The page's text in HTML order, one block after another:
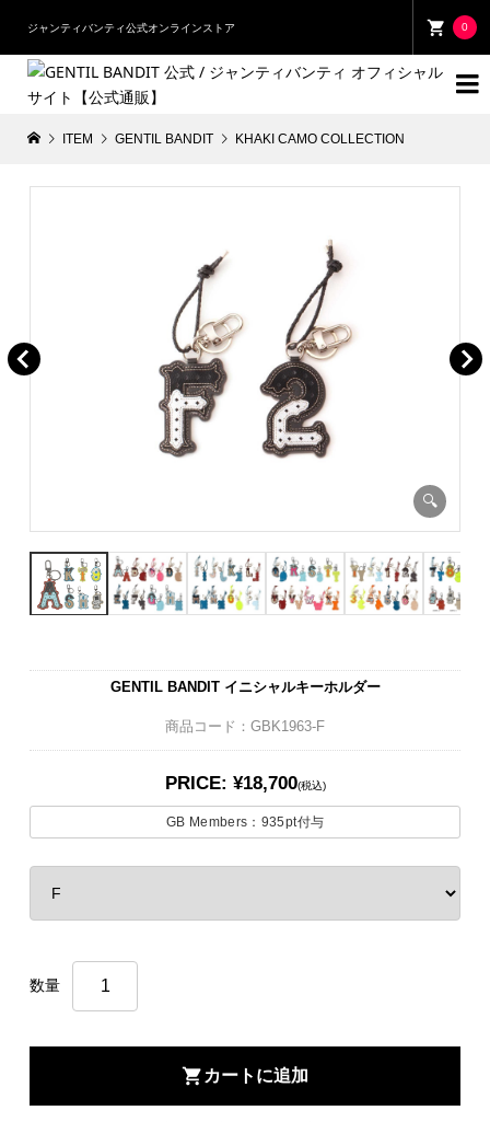
ジャンティバンティ公式オンラインストア 0

ITEM GENTIL BANDIT KHAKI CAMO COLLECTION
GENTIL BANDIT イニシャルキーホルダー
商品コード：GBK1963-F
PRICE: ¥18,700(税込)
GB Members： 935pt付与
数量
shopping_cart カートに追加